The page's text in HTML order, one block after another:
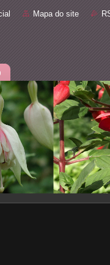
Mapa do site